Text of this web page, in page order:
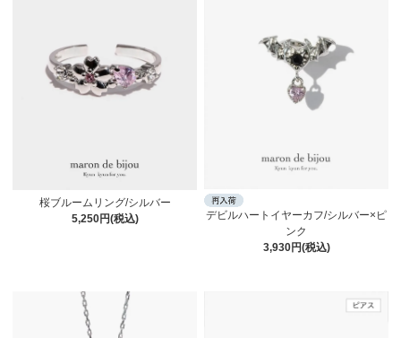
桜ブルームリング/シルバー
5,250円(税込)
デビルハートイヤーカフ/シルバー×ピ
ンク
3,930円(税込)